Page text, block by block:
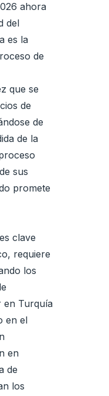
ahora
del
es la
de
que se
de
de
de la
sus
promete
clave
requiere
los
en Turquía
en el
en
de
los